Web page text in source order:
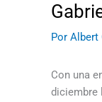
Por Albert
Con una
diciembre